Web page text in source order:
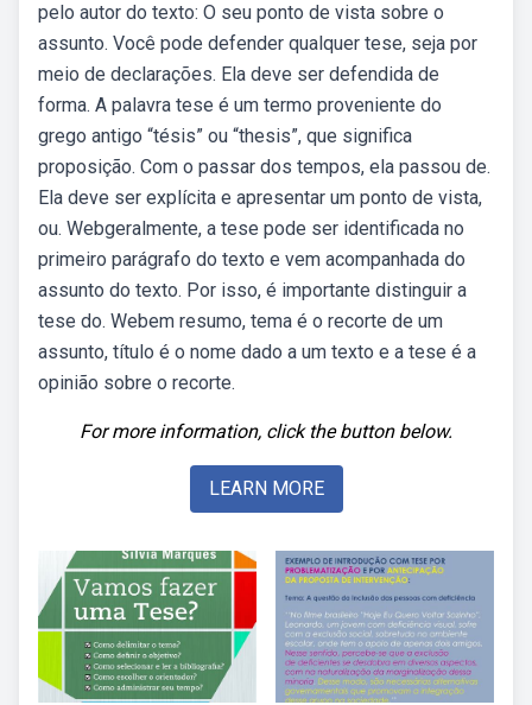
pelo autor do texto: O seu ponto de vista sobre o
assunto. Você pode defender qualquer tese, seja por
meio de declarações. Ela deve ser defendida de
forma. A palavra tese é um termo proveniente do
grego antigo “tésis” ou “thesis”, que significa
proposição. Com o passar dos tempos, ela passou de.
Ela deve ser explícita e apresentar um ponto de vista,
ou. Webgeralmente, a tese pode ser identificada no
primeiro parágrafo do texto e vem acompanhada do
assunto do texto. Por isso, é importante distinguir a
tese do. Webem resumo, tema é o recorte de um
assunto, título é o nome dado a um texto e a tese é a
opinião sobre o recorte.
For more information, click the button below.
LEARN MORE